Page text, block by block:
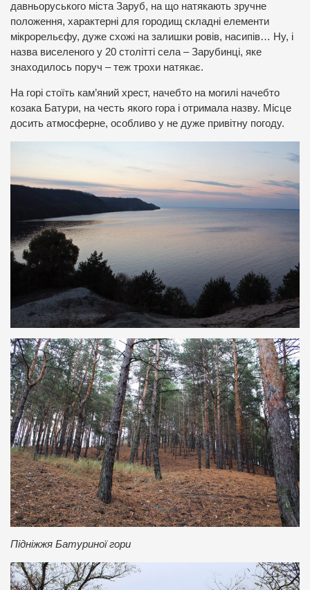
давньоруського міста Заруб, на що натякають зручне
положення, характерні для городищ складні елементи
мікрорельєфу, дуже схожі на залишки ровів, насипів… Ну, і
назва виселеного у 20 столітті села – Зарубинці, яке
знаходилось поруч – теж трохи натякає.
На горі стоїть кам’яний хрест, начебто на могилі начебто
козака Батури, на честь якого гора і отримала назву. Місце
досить атмосферне, особливо у не дуже привітну погоду.
Підніжжя Батуриної гори